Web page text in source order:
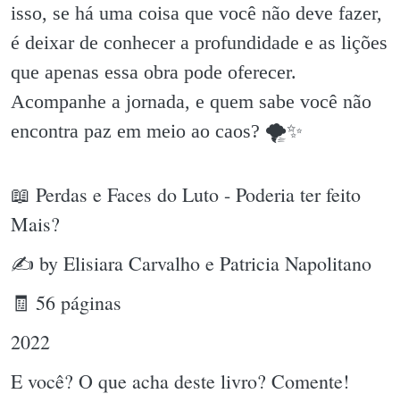
isso, se há uma coisa que você não deve fazer,
é deixar de conhecer a profundidade e as lições
que apenas essa obra pode oferecer.
Acompanhe a jornada, e quem sabe você não
encontra paz em meio ao caos? 🌪✨️
📖 Perdas e Faces do Luto - Poderia ter feito
Mais?
✍ by Elisiara Carvalho e Patricia Napolitano
🧾 56 páginas
2022
E você? O que acha deste livro? Comente!